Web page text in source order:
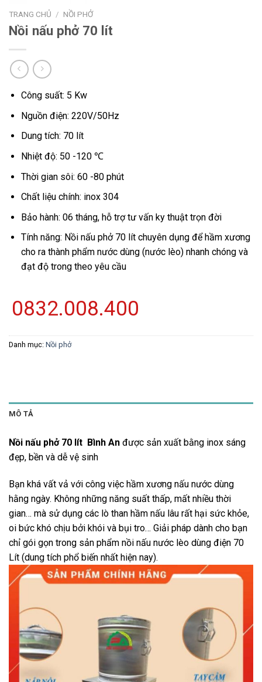
TRANG CHỦ / NỒI PHỞ
Nồi nấu phở 70 lít
Công suất: 5 Kw
Nguồn điện: 220V/50Hz
Dung tích: 70 lít
Nhiệt độ: 50 -120 ℃
Thời gian sôi: 60 -80 phút
Chất liệu chính: inox 304
Bảo hành: 06 tháng, hỗ trợ tư vấn ky thuật trọn đời
Tính năng: Nồi nấu phở 70 lít chuyên dụng để hầm xương
cho ra thành phẩm nước dùng (nước lèo) nhanh chóng và
đạt độ trong theo yêu cầu
0832.008.400
Danh mục: Nồi phở
MÔ TẢ
Nồi nấu phở 70 lít Bình An được sản xuất bằng inox sáng
đẹp, bền và dễ vệ sinh
Bạn khá vất vả với công việc hầm xương nấu nước dùng
hằng ngày. Không những năng suất thấp, mất nhiều thời
gian… mà sử dụng các lò than hầm nấu lâu rất hại sức khỏe,
oi bức khó chịu bởi khói và bụi tro… Giải pháp dành cho bạn
chỉ gói gọn trong sản phẩm nồi nấu nước lèo dùng điện 70
Lít (dung tích phổ biến nhất hiện nay).